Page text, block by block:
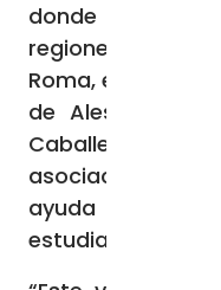
donde 15
regiones del
Roma, en un
de Alessandro
Caballeros de
asociación de
ayuda a chicos
estudiar en Italia.